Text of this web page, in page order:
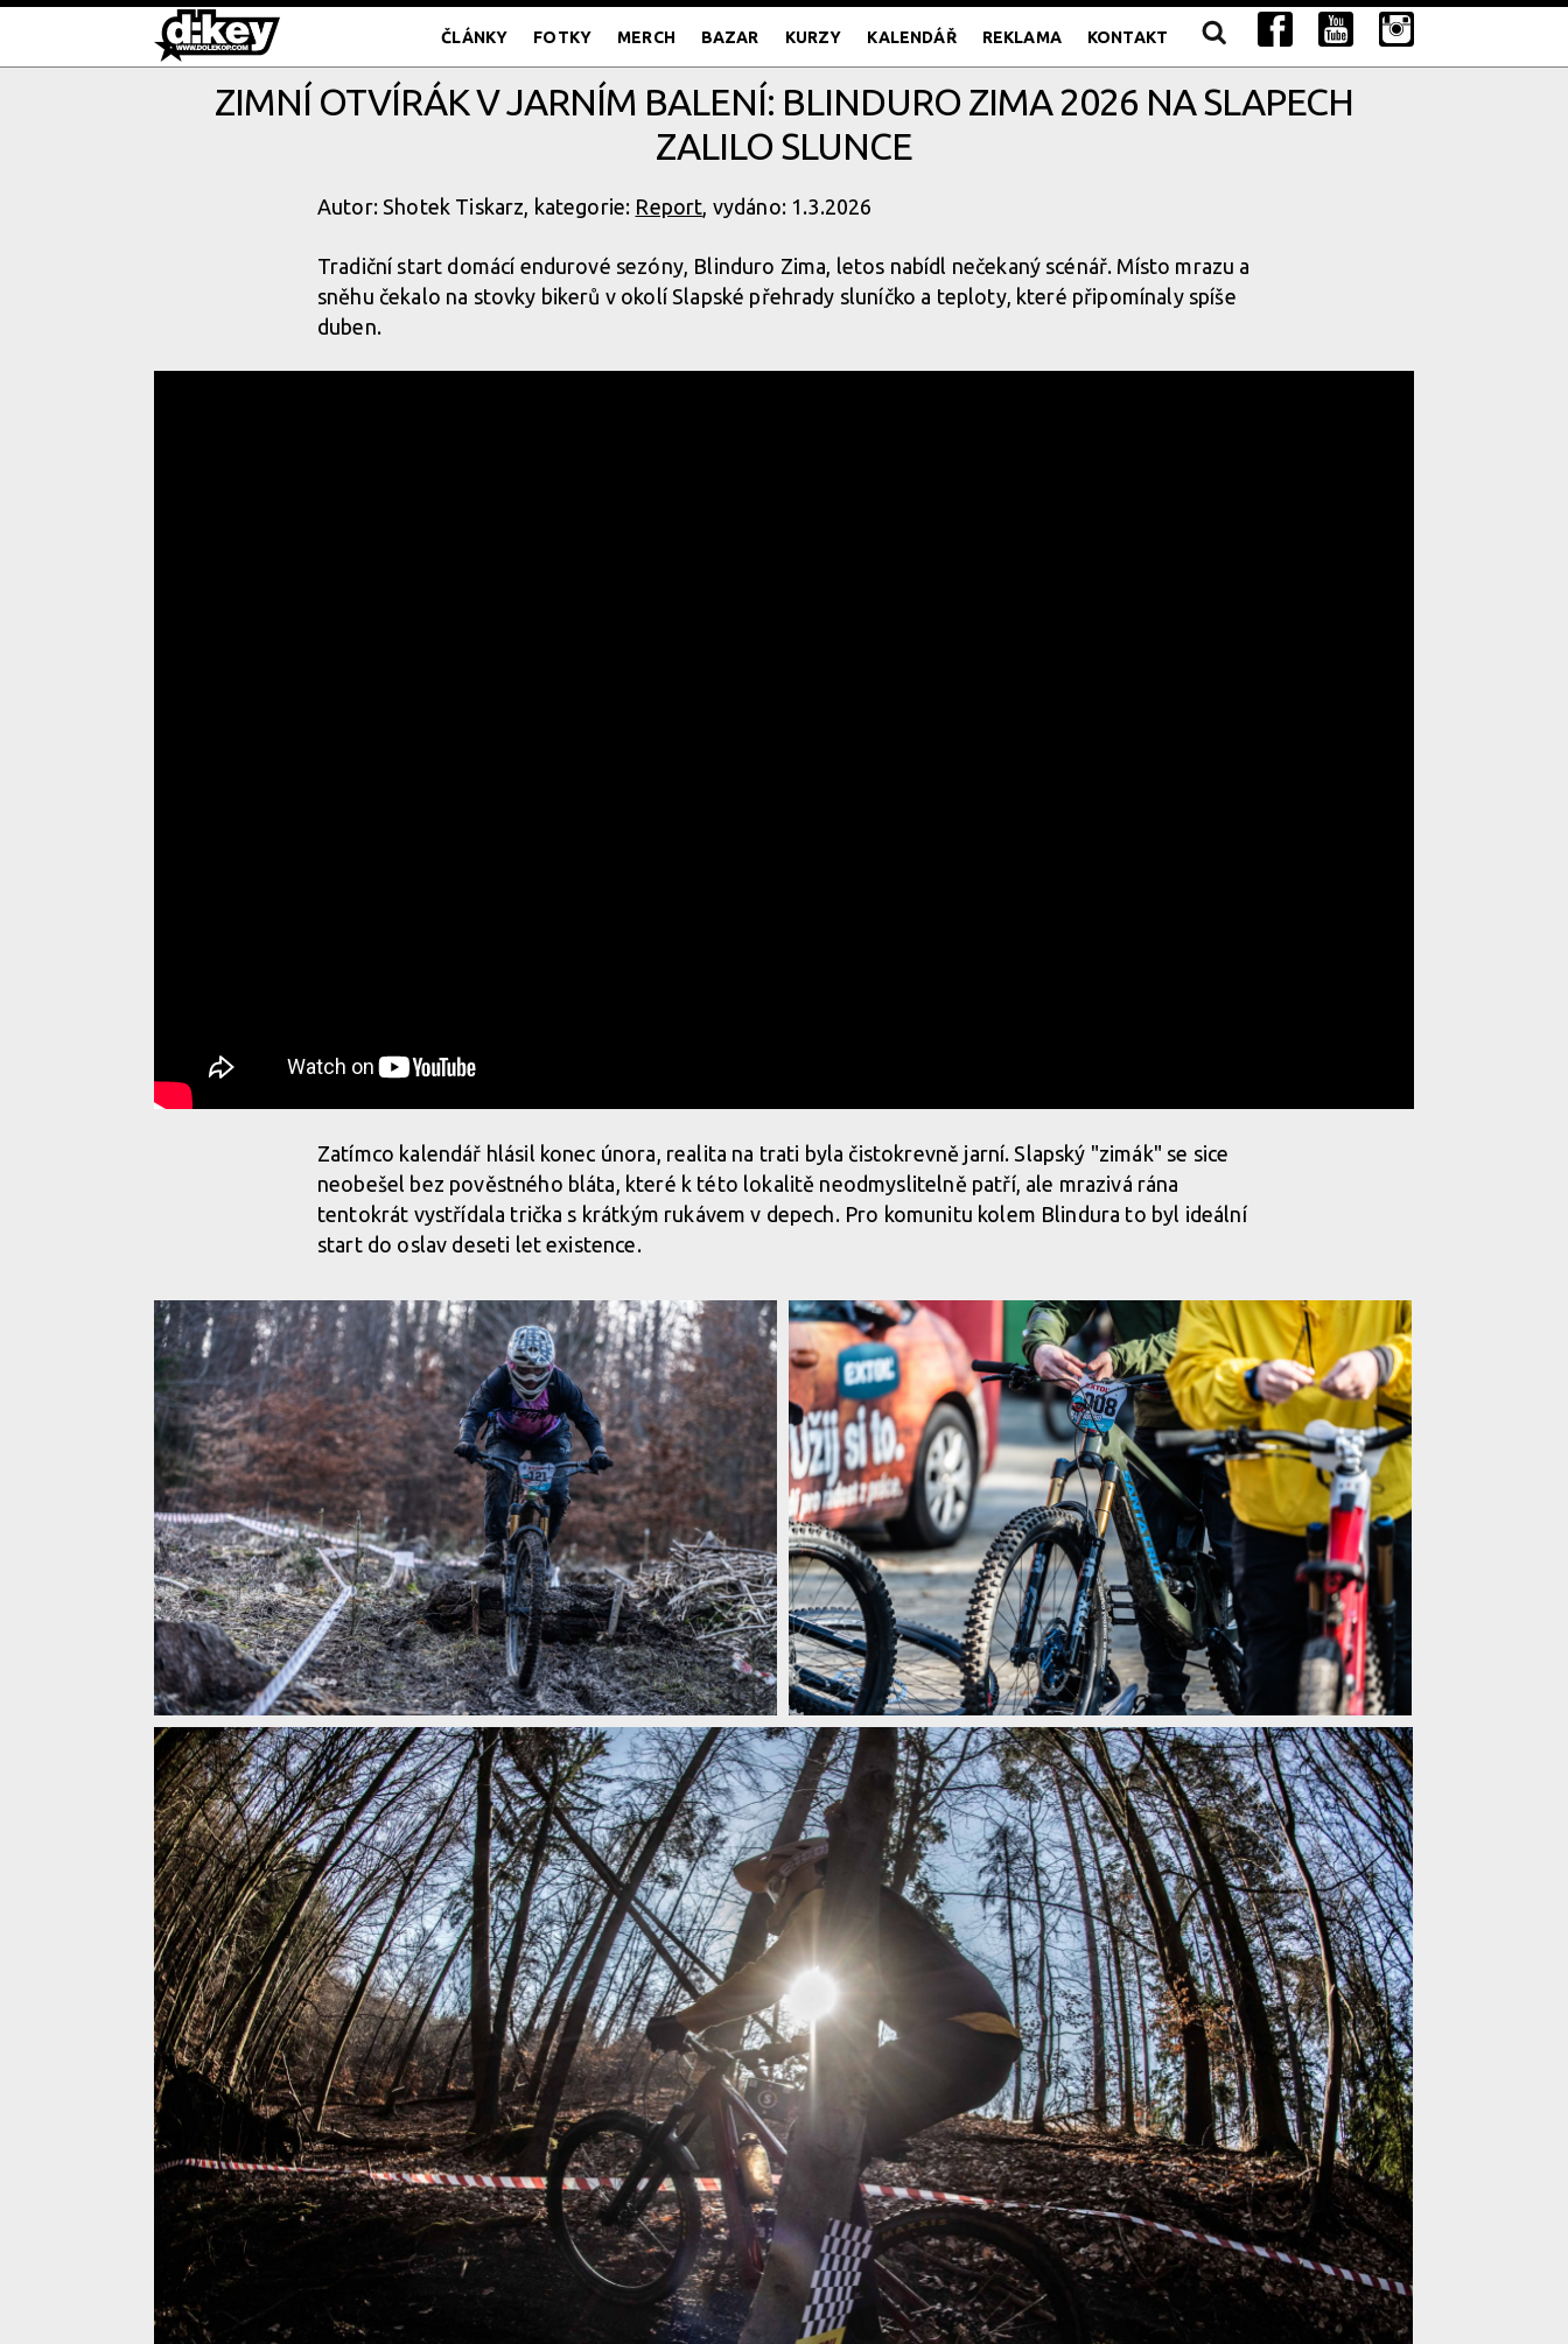
ČLÁNKY FOTKY MERCH BAZAR KURZY KALENDÁŘ REKLAMA KONTAKT
ZIMNÍ OTVÍRÁK V JARNÍM BALENÍ: BLINDURO ZIMA 2026 NA SLAPECH
ZALILO SLUNCE
Autor: Shotek Tiskarz, kategorie: Report, vydáno: 1.3.2026
Tradiční start domácí endurové sezóny, Blinduro Zima, letos nabídl nečekaný scénář. Místo mrazu a
sněhu čekalo na stovky bikerů v okolí Slapské přehrady sluníčko a teploty, které připomínaly spíše
duben.
Zatímco kalendář hlásil konec února, realita na trati byla čistokrevně jarní. Slapský "zimák" se sice
neobešel bez pověstného bláta, které k této lokalitě neodmyslitelně patří, ale mrazivá rána
tentokrát vystřídala trička s krátkým rukávem v depech. Pro komunitu kolem Blindura to byl ideální
start do oslav deseti let existence.
Zimní otvírák v jarním balení: Blinduro Zima 2026 na Slapech zalilo slunce
Zimní otvírák v jarním balení: Blinduro Zima 2026 na Slapech zalilo slunce
Zimní otvírák v jarním balení: Blinduro Zima 2026 na Slapech zalilo slunce
Zimní otvírák v jarním balení: Blinduro Zima 2026 na Slapech zalilo slunce
Zimní otvírák v jarním balení: Blinduro Zima 2026 na Slapech zalilo slunce
Zimní otvírák v jarním balení: Blinduro Zima 2026 na Slapech zalilo slunce
Zimní otvírák v jarním balení: Blinduro Zima 2026 na Slapech zalilo slunce
Zimní otvírák v jarním balení: Blinduro Zima 2026 na Slapech zalilo slunce